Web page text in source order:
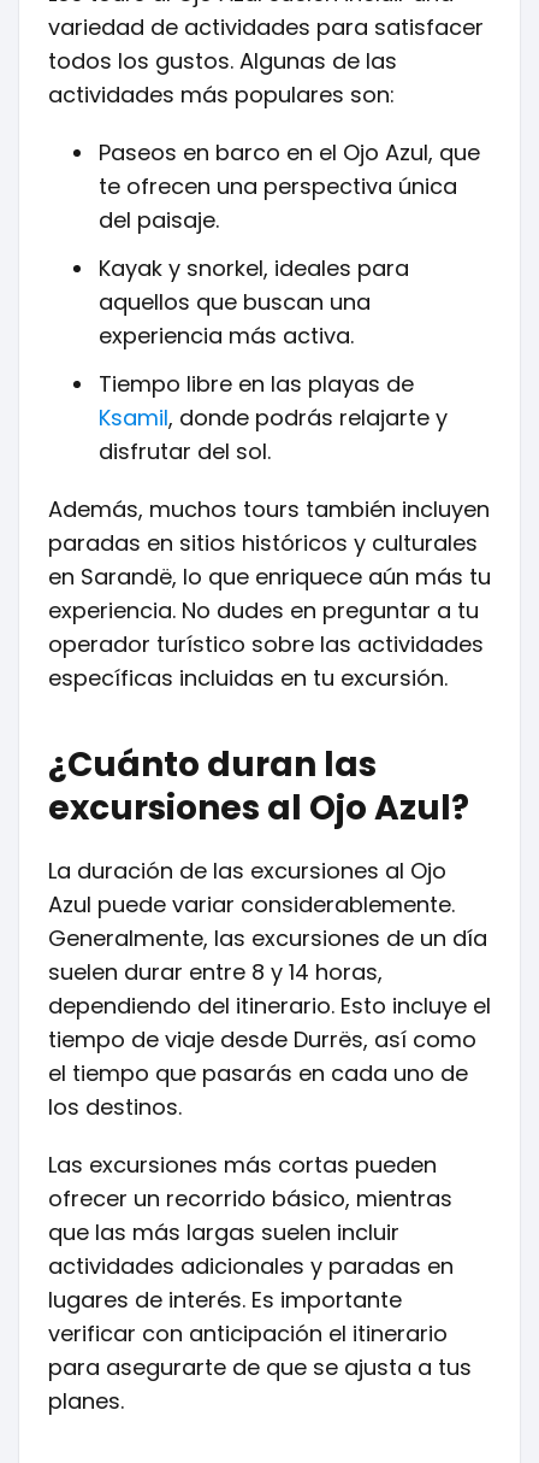
variedad de actividades para satisfacer
todos los gustos. Algunas de las
actividades más populares son:
Paseos en barco en el Ojo Azul, que
te ofrecen una perspectiva única
del paisaje.
Kayak y snorkel, ideales para
aquellos que buscan una
experiencia más activa.
Tiempo libre en las playas de
Ksamil, donde podrás relajarte y
disfrutar del sol.
Además, muchos tours también incluyen
paradas en sitios históricos y culturales
en Sarandë, lo que enriquece aún más tu
experiencia. No dudes en preguntar a tu
operador turístico sobre las actividades
específicas incluidas en tu excursión.
¿Cuánto duran las
excursiones al Ojo Azul?
La duración de las excursiones al Ojo
Azul puede variar considerablemente.
Generalmente, las excursiones de un día
suelen durar entre 8 y 14 horas,
dependiendo del itinerario. Esto incluye el
tiempo de viaje desde Durrës, así como
el tiempo que pasarás en cada uno de
los destinos.
Las excursiones más cortas pueden
ofrecer un recorrido básico, mientras
que las más largas suelen incluir
actividades adicionales y paradas en
lugares de interés. Es importante
verificar con anticipación el itinerario
para asegurarte de que se ajusta a tus
planes.